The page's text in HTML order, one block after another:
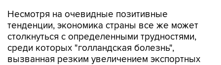
Несмотря на очевидные позитивные
тенденции, экономика страны все же может
столкнуться с определенными трудностями,
среди которых "голландская болезнь",
вызванная резким увеличением экспортных